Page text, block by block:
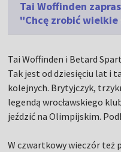
Tai Woffinden
"Chcę zrobić wielkie
Tai Woffinden i Betard
Tak jest od dziesięciu lat i
kolejnych. Brytyjczyk,
legendą wrocławskiego
jeździć na Olimpijskim.
W czwartkowy wieczór też